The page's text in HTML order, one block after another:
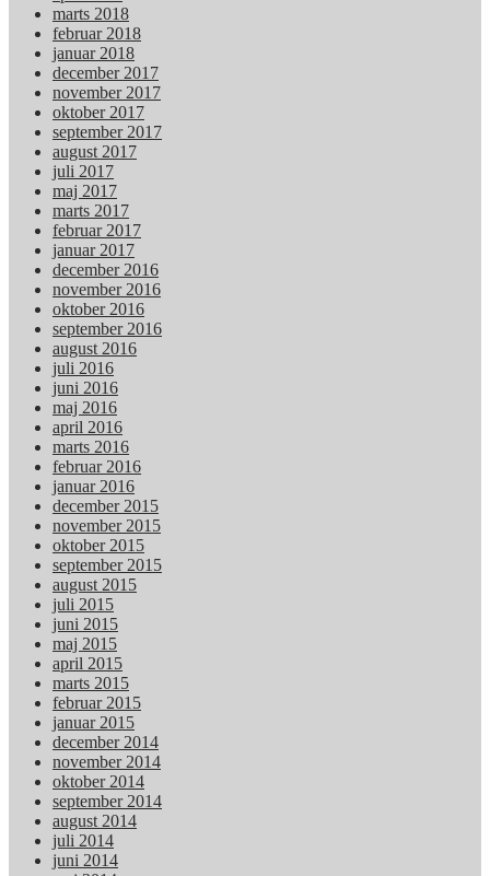
marts 2018
februar 2018
januar 2018
december 2017
november 2017
oktober 2017
september 2017
august 2017
juli 2017
maj 2017
marts 2017
februar 2017
januar 2017
december 2016
november 2016
oktober 2016
september 2016
august 2016
juli 2016
juni 2016
maj 2016
april 2016
marts 2016
februar 2016
januar 2016
december 2015
november 2015
oktober 2015
september 2015
august 2015
juli 2015
juni 2015
maj 2015
april 2015
marts 2015
februar 2015
januar 2015
december 2014
november 2014
oktober 2014
september 2014
august 2014
juli 2014
juni 2014